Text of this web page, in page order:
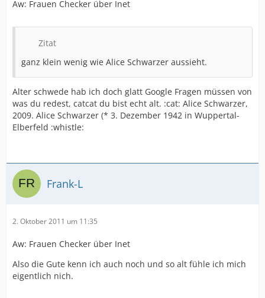
Aw: Frauen Checker über Inet
Zitat
ganz klein wenig wie Alice Schwarzer aussieht.
Alter schwede hab ich doch glatt Google Fragen müssen von
was du redest, catcat du bist echt alt. :cat: Alice Schwarzer,
2009. Alice Schwarzer (* 3. Dezember 1942 in Wuppertal-
Elberfeld :whistle:
Frank-L
2. Oktober 2011 um 11:35
Aw: Frauen Checker über Inet
Also die Gute kenn ich auch noch und so alt fühle ich mich
eigentlich nich.